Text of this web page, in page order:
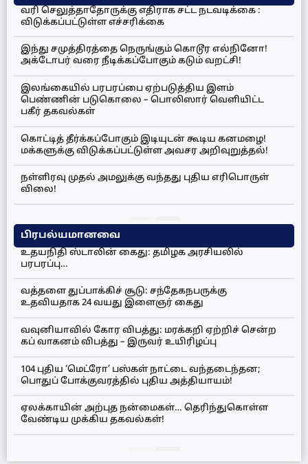
வரி செலுத்தாதோருக்கு எதிராக சட்ட நடவடிக்கை :
விடுக்கப்பட்டுள்ள எச்சரிக்கை
இந்து சமுத்திரத்தை நெருங்கும் கொடூர எல்நினோ!
அக்டோபர் வரை நீடிக்கப்போகும் கடும் வறட்சி!
இலங்கையில் பரபரப்பை ஏற்படுத்திய இளம்
பெண்ணின் படுகொலை – பொலிஸார் வெளியிட்ட
பகீர் தகவல்கள்
கொட்டித் தீர்க்கப்போகும் இடியுடன் கூடிய கனமழை!
மக்களுக்கு விடுக்கப்பட்டுள்ள அவசர அறிவுறுத்தல்!
நள்ளிரவு முதல் அமலுக்கு வந்தது புதிய எரிபொருள்
விலை!
பிரபல்யமானவை
உதயநிதி ஸ்டாலின் கைது: தமிழக அரசியலில்
பரபரப்பு…
வத்தளை துப்பாக்கிச் சூடு: சந்தேகநபருக்கு
உதவியதாக 24 வயது இளைஞர் கைது
வவுனியாவில் கோர விபத்து: மரக்கறி ஏற்றிச் சென்ற
கப் வாகனம் விபத்து – இருவர் உயிரிழப்பு
104 புதிய ‘மெட்ரோ’ பஸ்கள் நாட்டை வந்தடைந்தன;
பொதுப் போக்குவரத்தில் புதிய அத்தியாயம்!
ஏலக்காயின் அற்புத நன்மைகள்… தெரிந்துகொள்ள
வேண்டிய முக்கிய தகவல்கள்!